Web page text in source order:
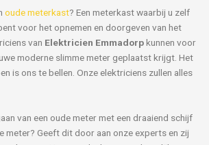
oude meterkast? Een meterkast waarbij u zelf
voor het opnemen en doorgeven van het
van Elektricien Emmadorpkunnen voor
moderne slimme meter geplaatst krijgt. Het
is ons te bellen. Onze elektriciens zullen alles
van een oude meter met een draaiend schijf
meter? Geeft dit door aan onze experts en zij